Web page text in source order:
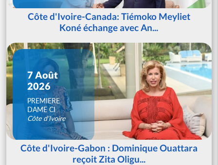
Côte d'Ivoire-Canada: Tiémoko Meyliet
Koné échange avec An...
7 Août
2026
PREMIERE
DAME CI
Côte d'Ivoire
Côte d'Ivoire-Gabon : Dominique Ouattara
reçoit Zita Oligu...